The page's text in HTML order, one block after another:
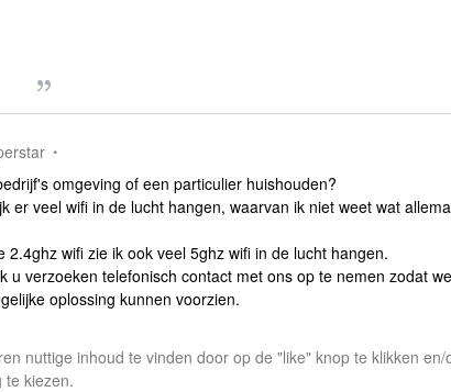
omgeving of een particulier huishouden?
er veel wifi in de lucht hangen, waarvan ik niet weet wat
2.4ghz wifi zie ik ook veel 5ghz wifi in de lucht hangen.
u verzoeken telefonisch contact met ons op te nemen zodat
oplossing kunnen voorzien.
nuttige inhoud te vinden door op de "like" knop te klikken
te kiezen.